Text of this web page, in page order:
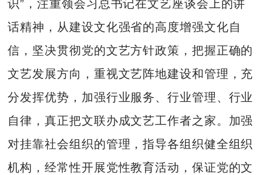
识”，注重领会习总书记在文艺座谈会上的讲
话精神，从建设文化强省的高度增强文化自
信，坚决贯彻党的文艺方针政策，把握正确的
文艺发展方向，重视文艺阵地建设和管理，充
分发挥优势，加强行业服务、行业管理、行业
自律，真正把文联办成文艺工作者之家。加强
对挂靠社会组织的管理，指导各组织健全组织
机构，经常性开展党性教育活动，保证党的文